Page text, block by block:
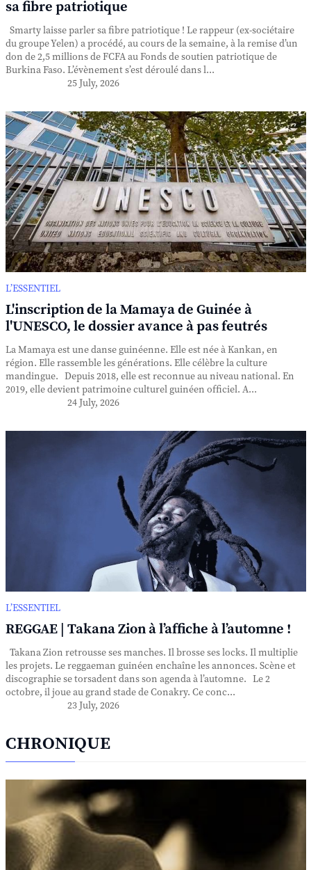
sa fibre patriotique
Smarty laisse parler sa fibre patriotique ! Le rappeur (ex-sociétaire
du groupe Yelen) a procédé, au cours de la semaine, à la remise d’un
don de 2,5 millions de FCFA au Fonds de soutien patriotique de
Burkina Faso. L’évènement s’est déroulé dans l...
25 July, 2026
L’ESSENTIEL
L'inscription de la Mamaya de Guinée à
l'UNESCO, le dossier avance à pas feutrés
La Mamaya est une danse guinéenne. Elle est née à Kankan, en
région. Elle rassemble les générations. Elle célèbre la culture
mandingue. Depuis 2018, elle est reconnue au niveau national. En
2019, elle devient patrimoine culturel guinéen officiel. A...
24 July, 2026
L’ESSENTIEL
REGGAE | Takana Zion à l’affiche à l’automne !
Takana Zion retrousse ses manches. Il brosse ses locks. Il multiplie
les projets. Le reggaeman guinéen enchaîne les annonces. Scène et
discographie se torsadent dans son agenda à l’automne. Le 2
octobre, il joue au grand stade de Conakry. Ce conc...
23 July, 2026
CHRONIQUE